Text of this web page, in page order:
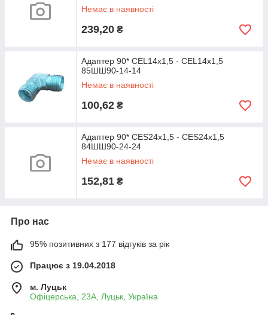
Немає в наявності
239,20 ₴
Адаптер 90* CEL14х1,5 - CEL14х1,5
85ШШ90-14-14
Немає в наявності
100,62 ₴
Адаптер 90* CES24х1,5 - CES24х1,5
84ШШ90-24-24
Немає в наявності
152,81 ₴
Про нас
95% позитивних з 177 відгуків за рік
Працює з 19.04.2018
м. Луцьк
Офіцерська, 23А, Луцьк, Україна